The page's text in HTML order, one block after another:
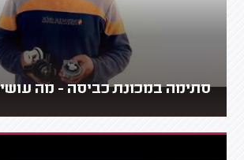
סתימה במכונת כביסה - מה